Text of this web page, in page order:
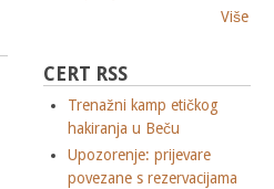
Više
CERT RSS
Trenažni kamp etičkog
hakiranja u Beču
Upozorenje: prijevare
povezane s rezervacijama